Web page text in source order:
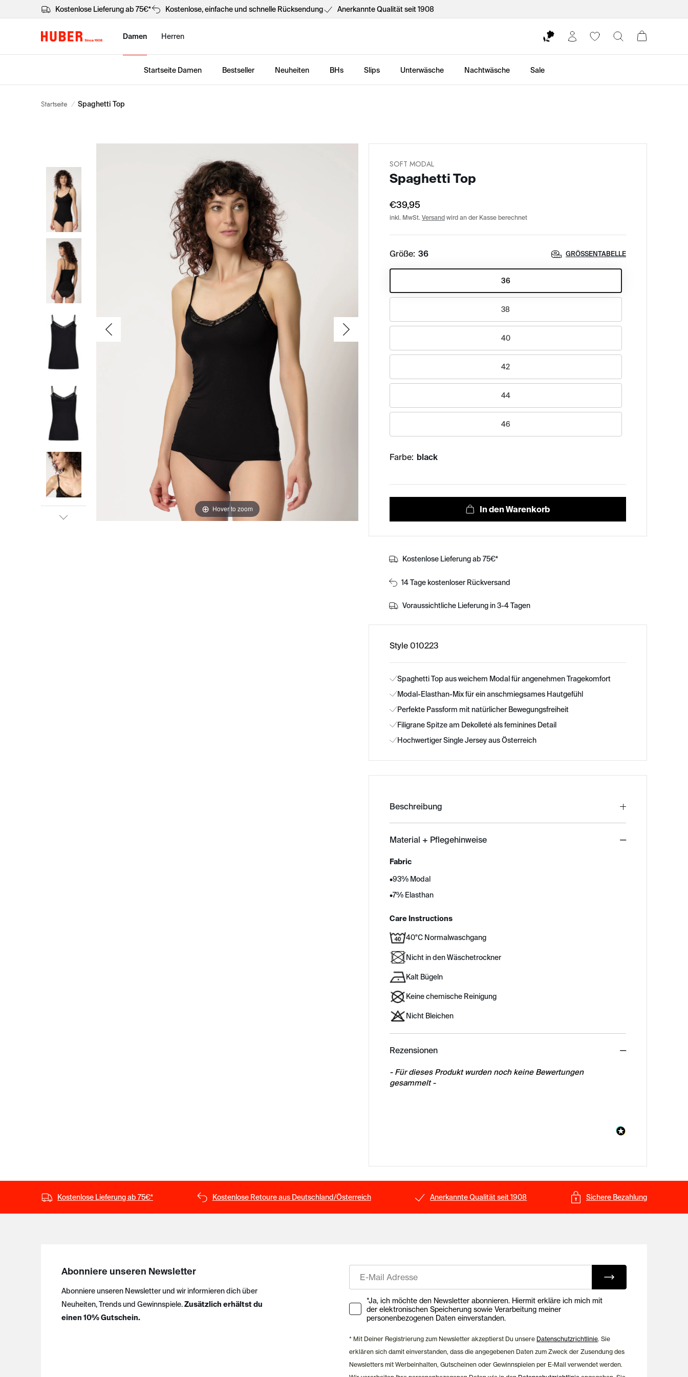
Kostenlose Lieferung ab 75€* Kostenlose, einfache und schnelle Rücksendung Anerkannte Qualität seit 1908
Damen Herren
Startseite Damen Bestseller Neuheiten BHs Slips Unterwäsche Nachtwäsche Sale
Startseite / Spaghetti Top
Hover to zoom
SOFT MODAL
Spaghetti Top
€39,95
inkl. MwSt. Versand wird an der Kasse berechnet
Größe: 36 GRÖSSENTABELLE
36
38
40
42
44
46
Farbe: black
Kostenlose Lieferung ab 75€*
14 Tage kostenloser Rückversand
Voraussichtliche Lieferung in 3-4 Tagen
Style 010223
Spaghetti Top aus weichem Modal für angenehmen Tragekomfort
Modal-Elasthan-Mix für ein anschmiegsames Hautgefühl
Perfekte Passform mit natürlicher Bewegungsfreiheit
Filigrane Spitze am Dekolleté als feminines Detail
Hochwertiger Single Jersey aus Österreich
Beschreibung
Material + Pflegehinweise
Fabric
•93% Modal
•7% Elasthan
Care Instructions
40°C Normalwaschgang
Nicht in den Wäschetrockner
Kalt Bügeln
Keine chemische Reinigung
Nicht Bleichen
Rezensionen
- Für dieses Produkt wurden noch keine Bewertungen
gesammelt -
New content loaded
Kostenlose Lieferung ab 75€* Kostenlose Retoure aus Deutschland/Österreich Anerkannte Qualität seit 1908 Sichere Bezahlung
Abonniere unseren Newsletter
Abonniere unseren Newsletter und wir informieren dich über
Neuheiten, Trends und Gewinnspiele.Zusätzlich erhältst du
einen 10% Gutschein.
Ihre Zustimmung zu Marketing E-Mails
*Ja, ich möchte den Newsletter abonnieren. Hiermit erkläre ich mich mit
der elektronischen Speicherung sowie Verarbeitung meiner
personenbezogenen Daten einverstanden.
* Mit Deiner Registrierung zum Newsletter akzeptierst Du unsere Datenschutzrichtlinie. Sie
erklären sich damit einverstanden, dass die angegebenen Daten zum Zweck der Zusendung des
Newsletters mit Werbeinhalten, Gutscheinen oder Gewinnspielen per E-Mail verwendet werden.